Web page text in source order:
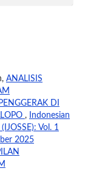
ANALISIS
DI
,
Indonesian
Vol. 1
2025